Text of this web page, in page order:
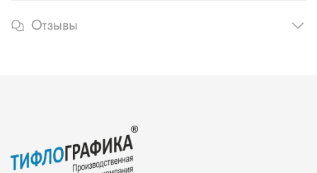
Отзывы